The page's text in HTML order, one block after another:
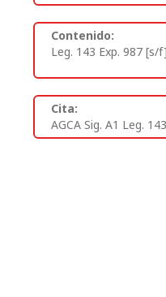
Contenido:
Leg. 143 Exp. 987 [s/f]
Cita:
AGCA Sig. A1 Leg.